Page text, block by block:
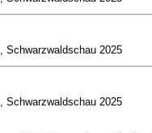
, Schwarzwaldschau 2025
, Schwarzwaldschau 2025